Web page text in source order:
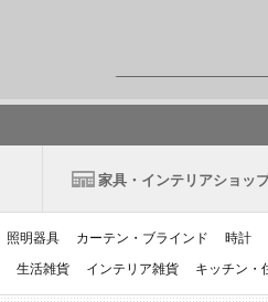
家具・インテリアショッ
照明器具 カーテン・ブラインド
時計
生活雑貨 インテリア雑貨 キッチン・